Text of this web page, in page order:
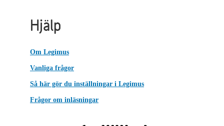
Hjälp
Om Legimus
Vanliga frågor
Så här gör du inställningar i Legimus
Frågor om inläsningar